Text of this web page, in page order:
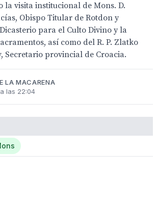
la visita institucional de Mons. D.
Obispo Titular de Rotdon y
para el Culto Divino y la
así como del R. P. Zlatko
Secretario provincial de Croacia.
LA MACARENA
las 22:04